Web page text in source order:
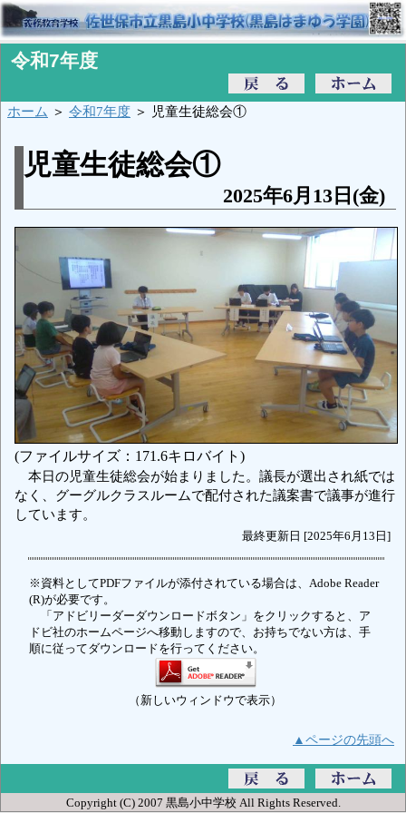
令和7年度
ホーム ＞ 令和7年度 ＞ 児童生徒総会①
児童生徒総会①
2025年6月13日(金)
(ファイルサイズ：171.6キロバイト)
本日の児童生徒総会が始まりました。議長が選出され紙では
なく、グーグルクラスルームで配付された議案書で議事が進行
しています。
最終更新日 [2025年6月13日]
※資料としてPDFファイルが添付されている場合は、Adobe Reader
(R)が必要です。
「アドビリーダーダウンロードボタン」をクリックすると、ア
ドビ社のホームページへ移動しますので、お持ちでない方は、手
順に従ってダウンロードを行ってください。
（新しいウィンドウで表示）
▲ページの先頭へ
Copyright (C) 2007 黒島小中学校 All Rights Reserved.